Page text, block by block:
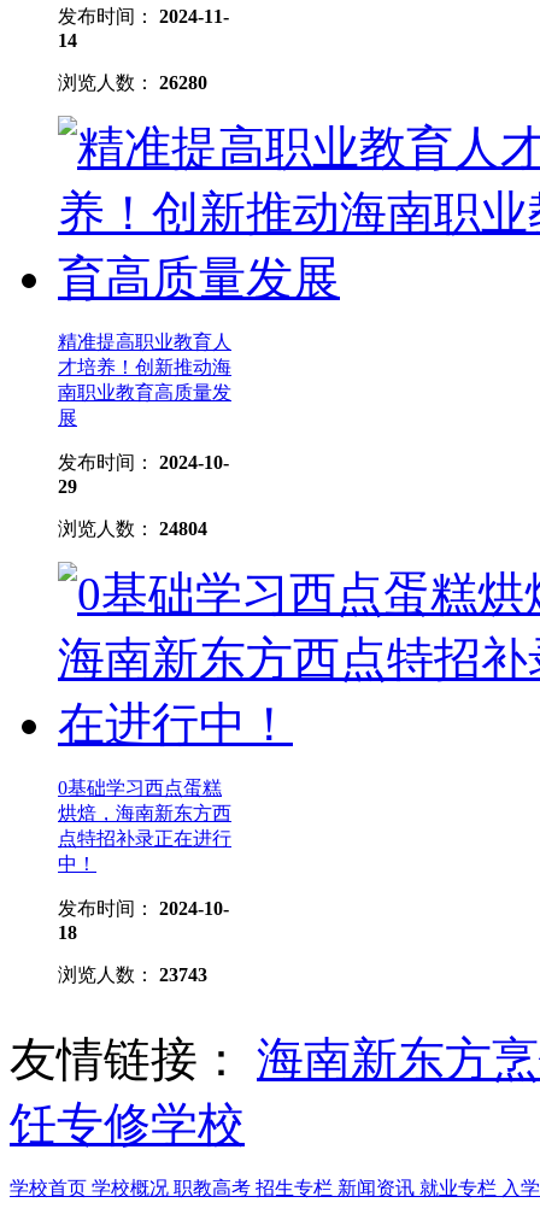
发布时间： 2024-11-
14
浏览人数： 26280
精准提高职业教育人
才培养！创新推动海
南职业教育高质量发
展
发布时间： 2024-10-
29
浏览人数： 24804
0基础学习西点蛋糕
烘焙，海南新东方西
点特招补录正在进行
中！
发布时间： 2024-10-
18
浏览人数： 23743
友情链接：
海南新东方
饪专修学校
学校首页 学校概况 职教高考 招生专栏 新闻资讯 就业专栏 入